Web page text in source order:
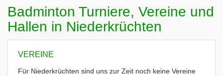
Badminton Turniere, Vereine und
Hallen in Niederkrüchten
VEREINE
Für Niederkrüchten sind uns zur Zeit noch keine Vereine